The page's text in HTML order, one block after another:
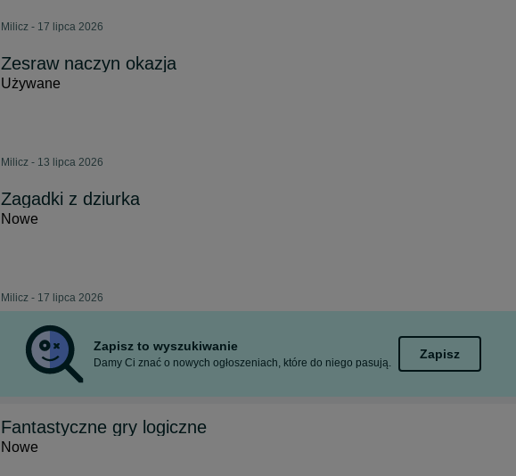
Milicz - 17 lipca 2026
Zesraw naczyn okazja
Używane
Milicz - 13 lipca 2026
Zagadki z dziurka
Nowe
Milicz - 17 lipca 2026
Zapisz to wyszukiwanie
Damy Ci znać o nowych ogłoszeniach, które do niego pasują.
Zapisz
Fantastyczne gry logiczne
Nowe